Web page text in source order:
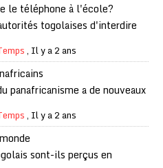
le téléphone à l'école?
togolaises d'interdire
, Il y a 2 ans
panafricanisme a de nouveaux
, Il y a 2 ans
sont-ils perçus en